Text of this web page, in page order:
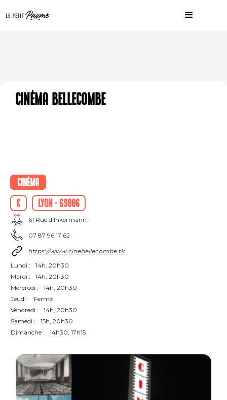
Cinéma Bellecombe
Cinéma
€
Lyon - 69006
61 Rue d'Inkermann
07 87 96 17 62
https://www.cinebellecombe.tk
Lundi :
14h, 20h30
Mardi :
14h, 20h30
Mercredi :
14h, 20h30
Jeudi :
Fermé
Vendredi :
14h, 20h30
Samedi :
15h, 20h30
Dimanche :
14h30, 17h15